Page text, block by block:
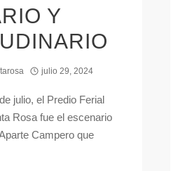
Y
julio 29, 2024
julio, el Predio Ferial
Rosa fue el escenario
Campero que